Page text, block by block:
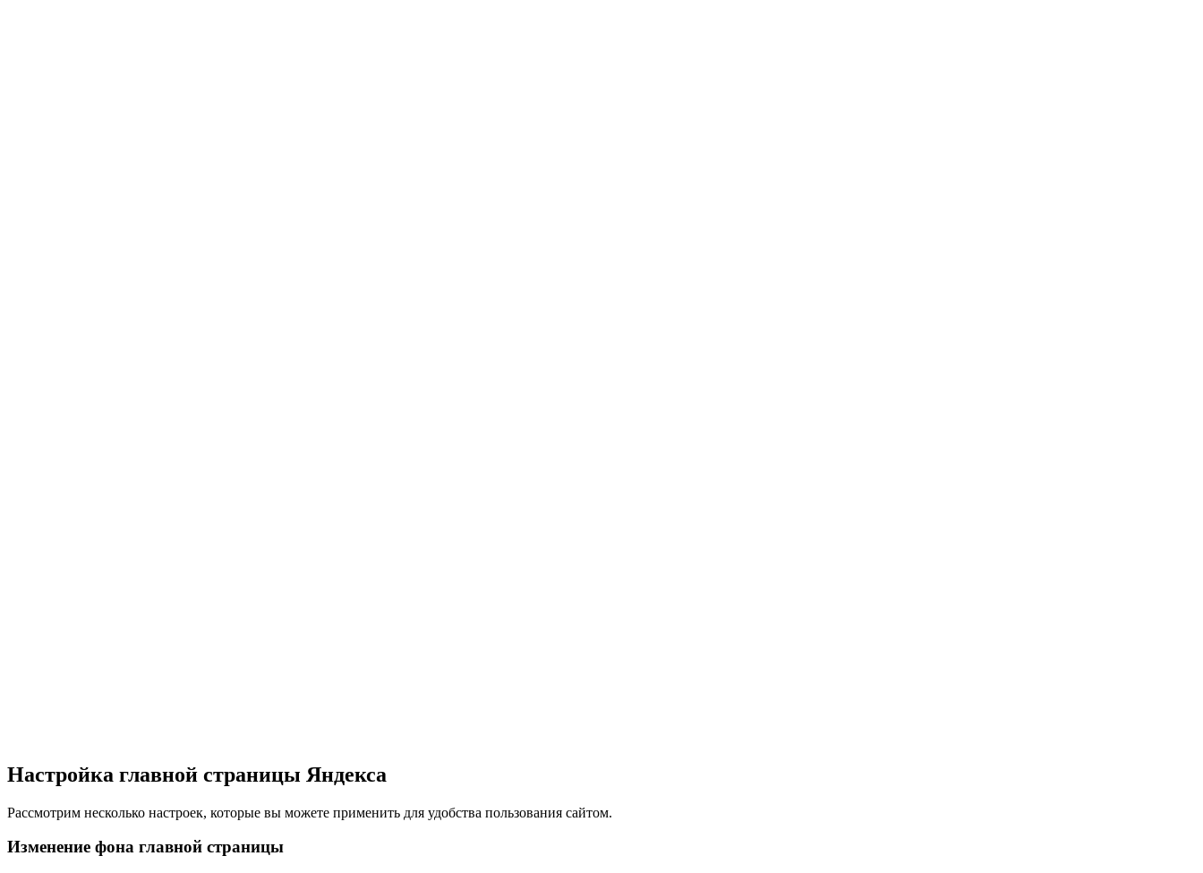
Настройка главной страницы Яндекса
Рассмотрим несколько настроек, которые вы можете применить для удобства пользования сайтом.
Изменение фона главной страницы